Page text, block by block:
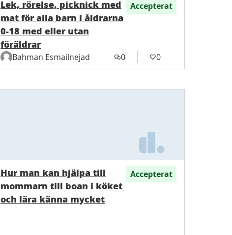
Lek, rörelse, picknick med
mat för alla barn i åldrarna
0-18 med eller utan
föräldrar
Accepterat
Bahman Esmailnejad 0 0
Hur man kan hjälpa till
mommarn till boan i köket
och lära känna mycket
Accepterat